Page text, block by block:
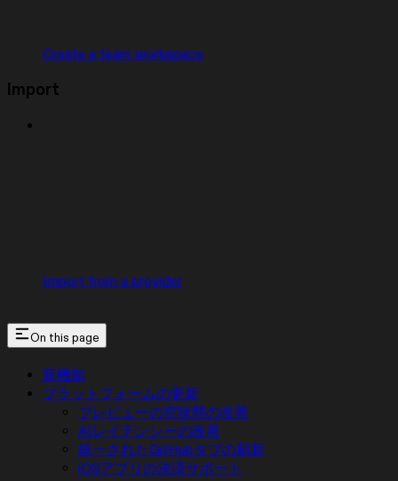
Create a team workspace
Import
Import from a provider
On this page
新機能
プラットフォームの更新
プレビューの空状態の改善
AIレイテンシーの改善
統一されたGitHubタブの刷新
iOSアプリの決済サポート